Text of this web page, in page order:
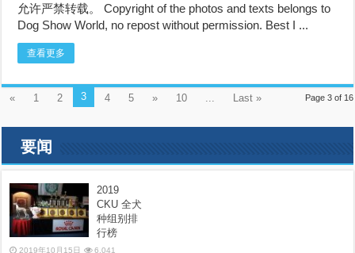
允许严禁转载。 Copyright of the photos and texts belongs to
Dog Show World, no repost without permission. Best I ...
查看更多
Page 3 of 16
« 1 2 3 4 5 » 10 ... Last »
要闻
2019
CKU 全犬
种组别排
行榜
2019年10月15日 6,041